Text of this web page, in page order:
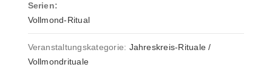
Serien:
Vollmond-Ritual
Veranstaltungskategorie: Jahreskreis-Rituale /
Vollmondrituale